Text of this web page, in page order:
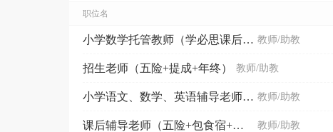
职位名
小学数学托管教师（学必思课后托管） 教师/助教
招生老师（五险+提成+年终） 教师/助教
小学语文、数学、英语辅导老师（提成+奖金） 教师/助教
课后辅导老师（五险+包食宿+年终） 教师/助教